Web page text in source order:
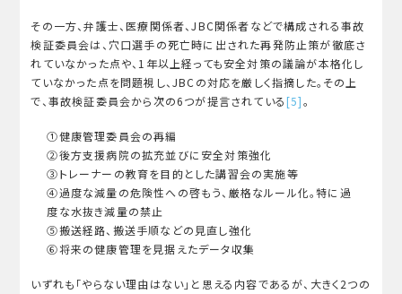
その一方、弁護士、医療関係者、JBC関係者などで構成される事故
検証委員会は、穴口選手の死亡時に出された再発防止策が徹底さ
れていなかった点や、1年以上経っても安全対策の議論が本格化し
ていなかった点を問題視し、JBCの対応を厳しく指摘した。その上
で、事故検証委員会から次の6つが提言されている[5]。
①健康管理委員会の再編
②後方支援病院の拡充並びに安全対策強化
③トレーナーの教育を目的とした講習会の実施等
④過度な減量の危険性への啓もう、厳格なルール化。特に過
度な水抜き減量の禁止
⑤搬送経路、搬送手順などの見直し強化
⑥将来の健康管理を見据えたデータ収集
いずれも「やらない理由はない」と思える内容であるが、大きく2つの